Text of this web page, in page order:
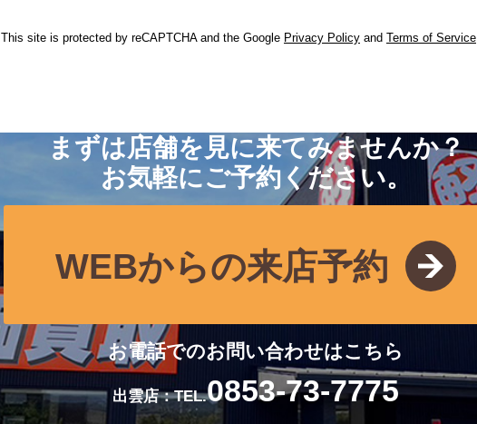
This site is protected by reCAPTCHA and the Google Privacy Policy and Terms of Service
まずは店舗を見に来てみませんか？
お気軽にご予約ください。
WEBからの来店予約
お電話でのお問い合わせはこちら
出雲店：TEL.0853-73-7775